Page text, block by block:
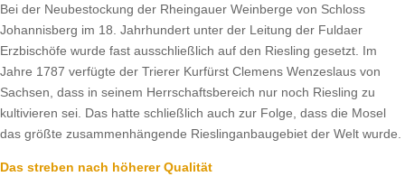
Bei der Neubestockung der Rheingauer Weinberge von Schloss
Johannisberg im 18. Jahrhundert unter der Leitung der Fuldaer
Erzbischöfe wurde fast ausschließlich auf den Riesling gesetzt. Im
Jahre 1787 verfügte der Trierer Kurfürst Clemens Wenzeslaus von
Sachsen, dass in seinem Herrschaftsbereich nur noch Riesling zu
kultivieren sei. Das hatte schließlich auch zur Folge, dass die Mosel
das größte zusammenhängende Rieslinganbaugebiet der Welt wurde.
Das streben nach höherer Qualität